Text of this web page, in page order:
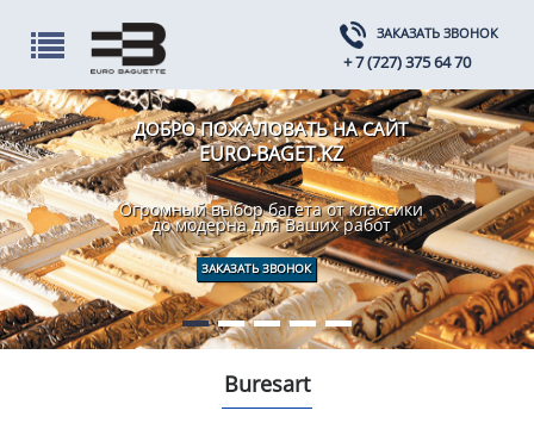
ЗАКАЗАТЬ ЗВОНОК
+ 7 (727) 375 64 70
ДОБРО ПОЖАЛОВАТЬ НА САЙТ
EURO-BAGET.KZ
Огромный выбор багета от классики
до модерна для Ваших работ
ЗАКАЗАТЬ ЗВОНОК
Buresart